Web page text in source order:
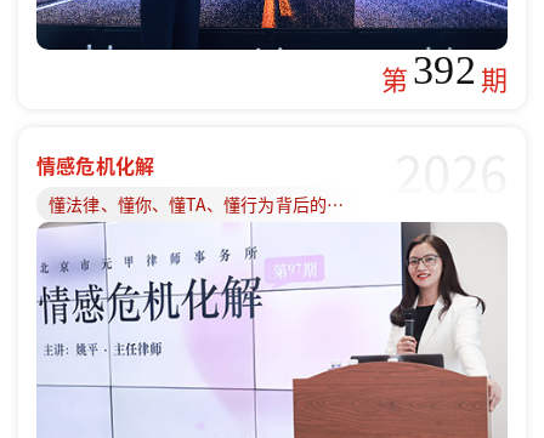
第392期
情感危机化解
懂法律、懂你、懂TA、懂行为背后的原因